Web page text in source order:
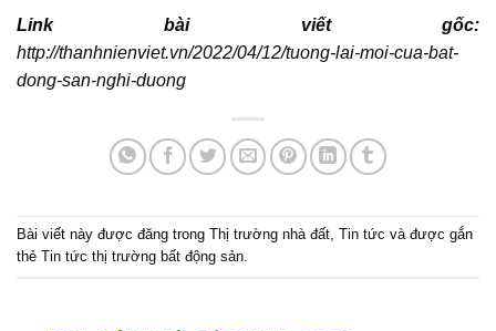
Link bài viết gốc:
http://thanhnienviet.vn/2022/04/12/tuong-lai-moi-cua-bat-
dong-san-nghi-duong
Bài viết này được đăng trong Thị trường nhà đất, Tin tức và được gắn
thẻ
Tin tức thị trường bất động sản.